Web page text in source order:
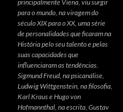
principalmente Viena, viu surgir
para o mundo, na viragem do
século XIX para o XX, uma série
de personalidades que ficaram na
História pelo seu talento e pelas
suas capacidades que
influenciaram as tendências.
Sigmund Freud, na psicanálise,
Ludwig Wittgenstein, na filosofia,
Karl Kraus e Hugo von
Hofmannthal, na escrita, Gustav